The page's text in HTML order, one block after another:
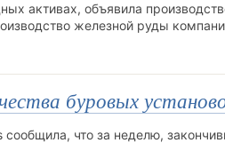
активах, объявила
железной руды
буровых
сообщила, что за неделю,